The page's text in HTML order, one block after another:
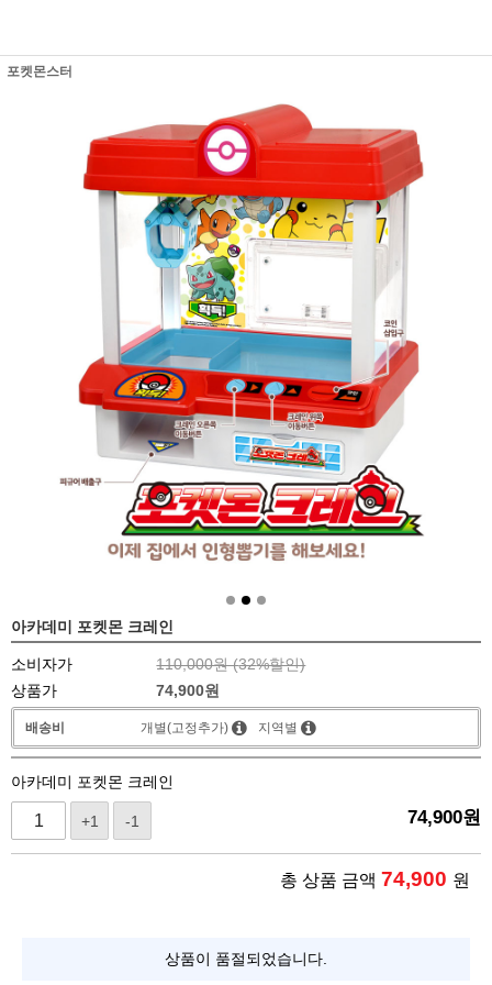
포켓몬스터
아카데미 포켓몬 크레인
소비자가 110,000원 (32%할인)
상품가
74,900원
배송비 개별(고정추가) 지역별
아카데미 포켓몬 크레인
+1 -1 74,900원
총 상품 금액 74,900 원
상품이 품절되었습니다.